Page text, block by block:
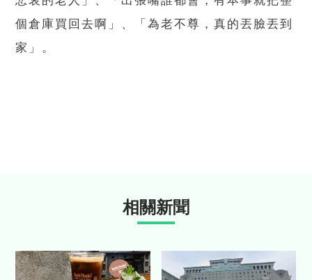
個倉庫買回去啊」、「為老不尊，真的丟臉丟到
家」。
相關新聞